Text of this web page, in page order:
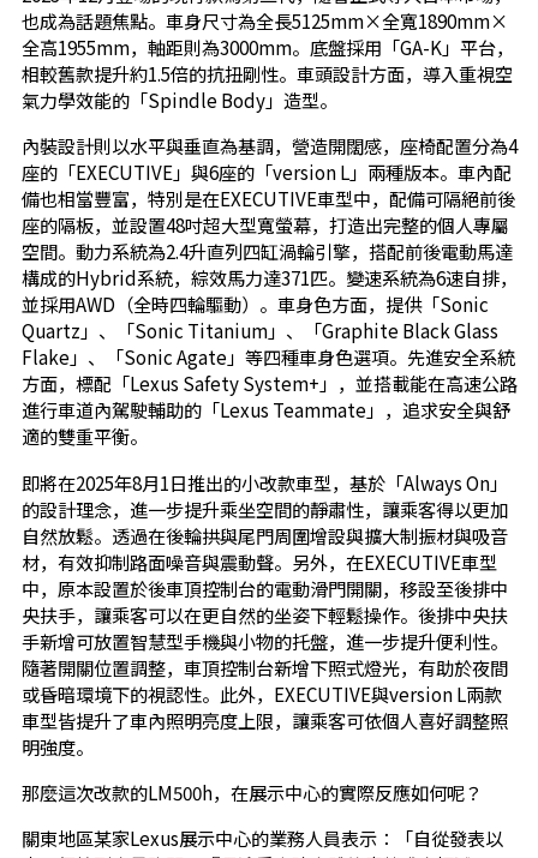
也成為話題焦點。車身尺寸為全長5125mm×全寬1890mm×
全高1955mm，軸距則為3000mm。底盤採用「GA-K」平台，
相較舊款提升約1.5倍的抗扭剛性。車頭設計方面，導入重視空
氣力學效能的「Spindle Body」造型。
內裝設計則以水平與垂直為基調，營造開闊感，座椅配置分為4
座的「EXECUTIVE」與6座的「version L」兩種版本。車內配
備也相當豐富，特別是在EXECUTIVE車型中，配備可隔絕前後
座的隔板，並設置48吋超大型寬螢幕，打造出完整的個人專屬
空間。動力系統為2.4升直列四缸渦輪引擎，搭配前後電動馬達
構成的Hybrid系統，綜效馬力達371匹。變速系統為6速自排，
並採用AWD（全時四輪驅動）。車身色方面，提供「Sonic
Quartz」、「Sonic Titanium」、「Graphite Black Glass
Flake」、「Sonic Agate」等四種車身色選項。先進安全系統
方面，標配「Lexus Safety System+」，並搭載能在高速公路
進行車道內駕駛輔助的「Lexus Teammate」，追求安全與舒
適的雙重平衡。
即將在2025年8月1日推出的小改款車型，基於「Always On」
的設計理念，進一步提升乘坐空間的靜肅性，讓乘客得以更加
自然放鬆。透過在後輪拱與尾門周圍增設與擴大制振材與吸音
材，有效抑制路面噪音與震動聲。另外，在EXECUTIVE車型
中，原本設置於後車頂控制台的電動滑門開關，移設至後排中
央扶手，讓乘客可以在更自然的坐姿下輕鬆操作。後排中央扶
手新增可放置智慧型手機與小物的托盤，進一步提升便利性。
隨著開關位置調整，車頂控制台新增下照式燈光，有助於夜間
或昏暗環境下的視認性。此外，EXECUTIVE與version L兩款
車型皆提升了車內照明亮度上限，讓乘客可依個人喜好調整照
明強度。
那麼這次改款的LM500h，在展示中心的實際反應如何呢？
關東地區某家Lexus展示中心的業務人員表示：「自從發表以